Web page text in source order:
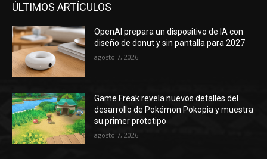
ÚLTIMOS ARTÍCULOS
OpenAI prepara un dispositivo de IA con
diseño de donut y sin pantalla para 2027
agosto 7, 2026
Game Freak revela nuevos detalles del
desarrollo de Pokémon Pokopia y muestra
su primer prototipo
agosto 7, 2026